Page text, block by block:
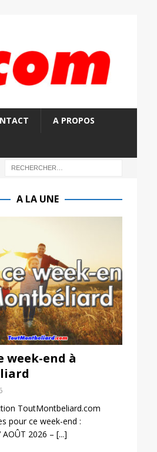
A PROPOS
A LA UNE
week-end à
ToutMontbeliard.com
pour ce week-end :
AOÛT 2026 – [...]